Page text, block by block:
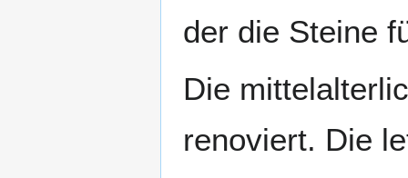
der die Steine
Die
renoviert. Die